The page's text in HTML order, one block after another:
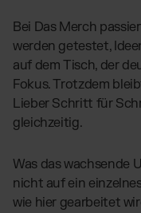
Bei Das Merch
werden getestet,
auf dem Tisch, der
Fokus. Trotzdem
Lieber Schritt für
gleichzeitig.
Was das wachsende
nicht auf ein
wie hier gearbeitet